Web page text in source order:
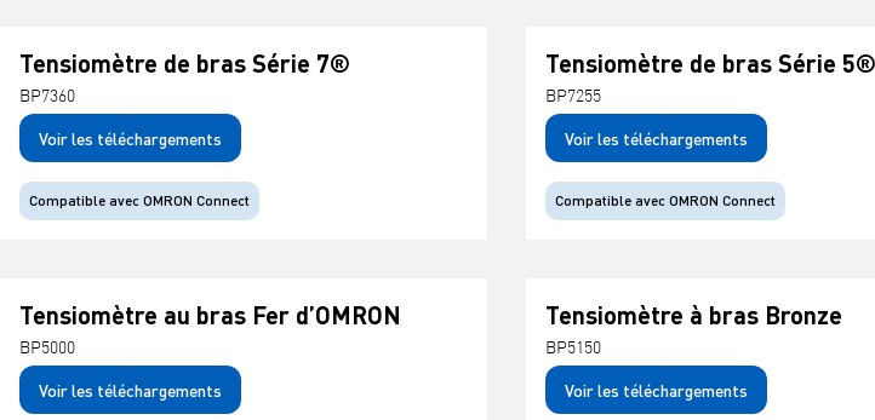
Tensiomètre de bras Série 7®
BP7360
Voir les téléchargements
Compatible avec OMRON Connect
Tensiomètre de bras Série 5®
BP7255
Voir les téléchargements
Compatible avec OMRON Connect
Tensiomètre au bras Fer d’OMRON
BP5000
Voir les téléchargements
Tensiomètre à bras Bronze
BP5150
Voir les téléchargements